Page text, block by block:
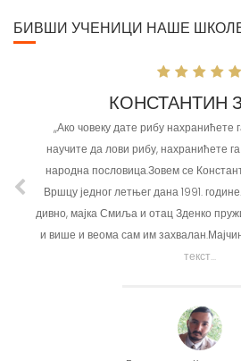
БИВШИ УЧЕНИЦИ НАШЕ
КОНСТАНТИН
,,Ако човеку дате рибу нахранићете
научите да лови рибу, нахранићете
народна пословица.Зовем се
Вршцу једног летњег дана 1991.
дивно, мајка Смиља и отац Зденко
и више и веома сам им
текст...